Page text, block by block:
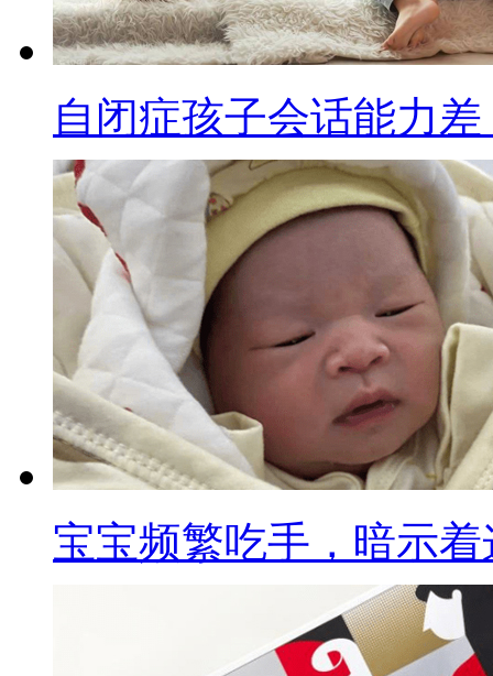
自闭症孩子会话能力
宝宝频繁吃手，暗示